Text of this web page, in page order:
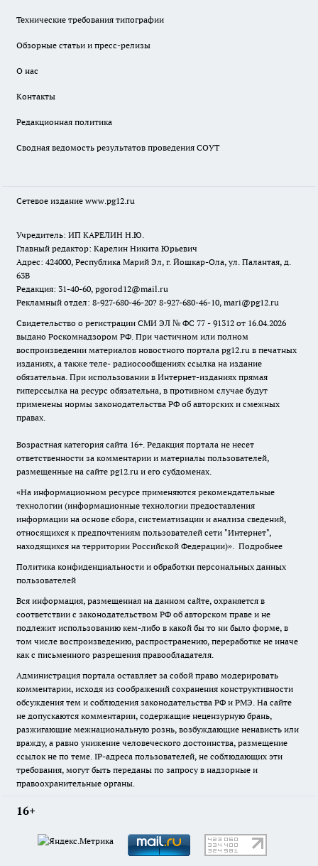
Технические требования типографии
Обзорные статьи и пресс-релизы
О нас
Контакты
Редакционная политика
Сводная ведомость результатов проведения СОУТ
Сетевое издание www.pg12.ru
Учредитель: ИП КАРЕЛИН Н.Ю.
Главный редактор: Карелин Никита Юрьевич
Адрес: 424000, Республика Марий Эл, г. Йошкар-Ола, ул. Палантая, д.
63В
Редакция: 31-40-60, pgorod12@mail.ru
Рекламный отдел: 8-927-680-46-20? 8-927-680-46-10, mari@pg12.ru
Свидетельство о регистрации СМИ ЭЛ № ФС 77 - 91312 от 16.04.2026
выдано Роскомнадзором РФ. При частичном или полном
воспроизведении материалов новостного портала pg12.ru в печатных
изданиях, а также теле- радиосообщениях ссылка на издание
обязательна. При использовании в Интернет-изданиях прямая
гиперссылка на ресурс обязательна, в противном случае будут
применены нормы законодательства РФ об авторских и смежных
правах.
Возрастная категория сайта 16+. Редакция портала не несет
ответственности за комментарии и материалы пользователей,
размещенные на сайте pg12.ru и его субдоменах.
«На информационном ресурсе применяются рекомендательные
технологии (информационные технологии предоставления
информации на основе сбора, систематизации и анализа сведений,
относящихся к предпочтениям пользователей сети "Интернет",
находящихся на территории Российской Федерации)». Подробнее
Политика конфиденциальности и обработки персональных данных
пользователей
Вся информация, размещенная на данном сайте, охраняется в
соответствии с законодательством РФ об авторском праве и не
подлежит использованию кем-либо в какой бы то ни было форме, в
том числе воспроизведению, распространению, переработке не иначе
как с письменного разрешения правообладателя.
Администрация портала оставляет за собой право модерировать
комментарии, исходя из соображений сохранения конструктивности
обсуждения тем и соблюдения законодательства РФ и РМЭ. На сайте
не допускаются комментарии, содержащие нецензурную брань,
разжигающие межнациональную рознь, возбуждающие ненависть или
вражду, а равно унижение человеческого достоинства, размещение
ссылок не по теме. IP-адреса пользователей, не соблюдающих эти
требования, могут быть переданы по запросу в надзорные и
правоохранительные органы.
16+